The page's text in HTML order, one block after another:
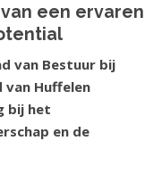
een ervaren
van Bestuur bij
Huffelen
bij het
en de